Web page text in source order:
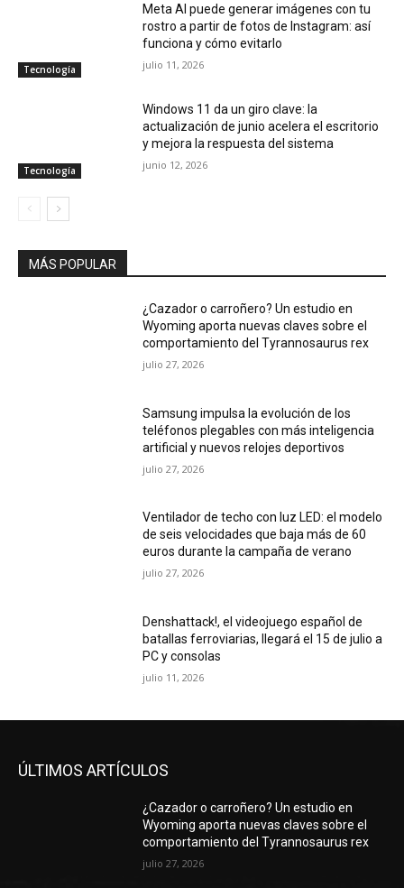
Tecnología
Meta AI puede generar imágenes con tu
rostro a partir de fotos de Instagram: así
funciona y cómo evitarlo
julio 11, 2026
Tecnología
Windows 11 da un giro clave: la
actualización de junio acelera el escritorio
y mejora la respuesta del sistema
junio 12, 2026
MÁS POPULAR
¿Cazador o carroñero? Un estudio en
Wyoming aporta nuevas claves sobre el
comportamiento del Tyrannosaurus rex
julio 27, 2026
Samsung impulsa la evolución de los
teléfonos plegables con más inteligencia
artificial y nuevos relojes deportivos
julio 27, 2026
Ventilador de techo con luz LED: el modelo
de seis velocidades que baja más de 60
euros durante la campaña de verano
julio 27, 2026
Denshattack!, el videojuego español de
batallas ferroviarias, llegará el 15 de julio a
PC y consolas
julio 11, 2026
ÚLTIMOS ARTÍCULOS
¿Cazador o carroñero? Un estudio en
Wyoming aporta nuevas claves sobre el
comportamiento del Tyrannosaurus rex
julio 27, 2026